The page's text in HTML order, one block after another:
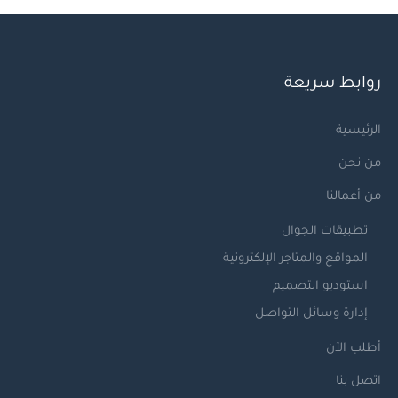
روابط سريعة
الرئيسية
من نحن
من أعمالنا
تطبيقات الجوال
المواقع والمتاجر الإلكترونية
استوديو التصميم
إدارة وسائل التواصل
أطلب الآن
اتصل بنا